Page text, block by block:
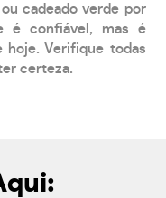
cadeado verde por
é confiável, mas é
hoje. Verifique todas
certeza.